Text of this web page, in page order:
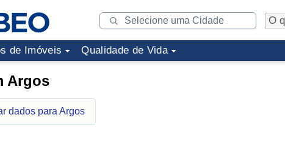
de Imóveis Qualidade de Vida
Argos
dados para Argos